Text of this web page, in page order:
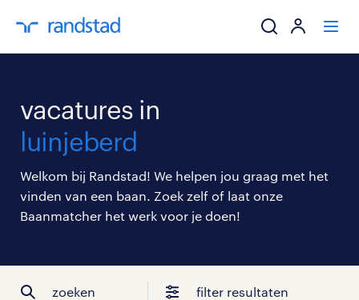
mijn carrière
over randstad
vacatures in
luinjeberd
Welkom bij Randstad! We helpen jou graag met het
vinden van een baan. Zoek zelf of laat onze
Baanmatcher het werk voor je doen!
zoeken filter resultaten